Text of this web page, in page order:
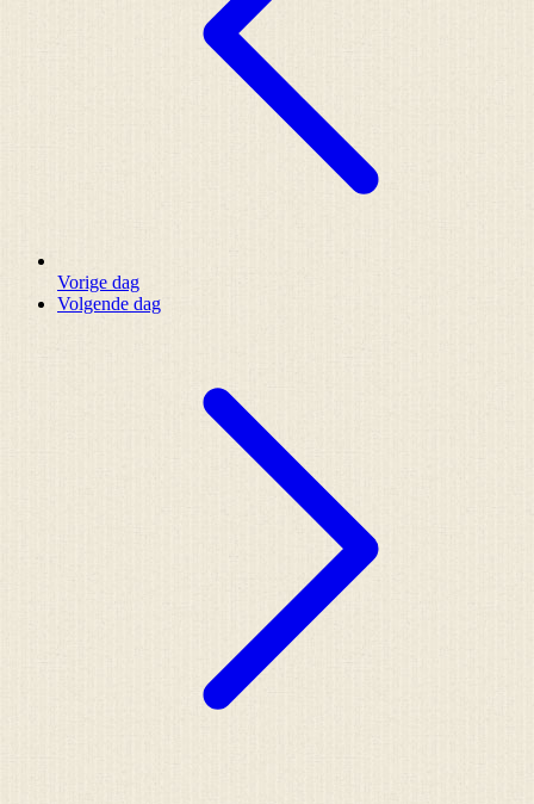
Vorige dag
Volgende dag